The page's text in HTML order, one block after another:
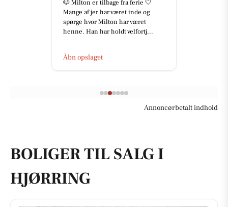
🐶 Milton er tilbage fra ferie 🤍
Mange af jer har været inde og
spørge hvor Milton har været
henne. Han har holdt velfortj...
Åbn opslaget
Annoncørbetalt indhold
BOLIGER TIL SALG I
HJØRRING